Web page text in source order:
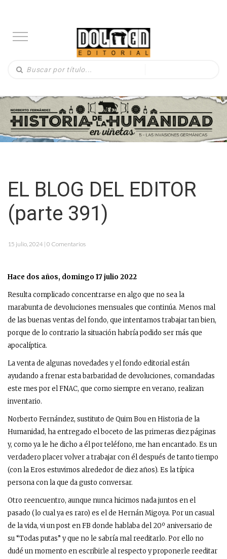
EL BLOG DEL EDITOR
(parte 391)
15 julio, 2024 | 0 Comentarios
Hace dos años, domingo 17 julio 2022
Resulta complicado concentrarse en algo que no sea la
marabunta de devoluciones mensuales que continúa. Menos mal
de las buenas ventas del fondo, que intentamos trabajar tan bien,
porque de lo contrario la situación habría podido ser más que
apocalíptica.
La venta de algunas novedades y el fondo editorial están
ayudando a frenar esta barbaridad de devoluciones, comandadas
este mes por el FNAC, que como siempre en verano, realizan
inventario.
Norberto Fernández, sustituto de Quim Bou en Historia de la
Humanidad, ha entregado el boceto de las primeras diez páginas
y, como ya le he dicho a él por teléfono, me han encantado. Es un
verdadero placer volver a trabajar con él después de tanto tiempo
(con la Eros estuvimos alrededor de diez años). Es la típica
persona con la que da gusto conversar.
Otro reencuentro, aunque nunca hicimos nada juntos en el
pasado (lo cual ya es raro) es el de Hernán Migoya. Por un casual
de la vida, vi un post en FB donde hablaba del 20º aniversario de
su “Todas putas” y que no le sabría mal reeditarlo. Por ello no
dudé un momento en escribirle al respecto y proponerle reeditar